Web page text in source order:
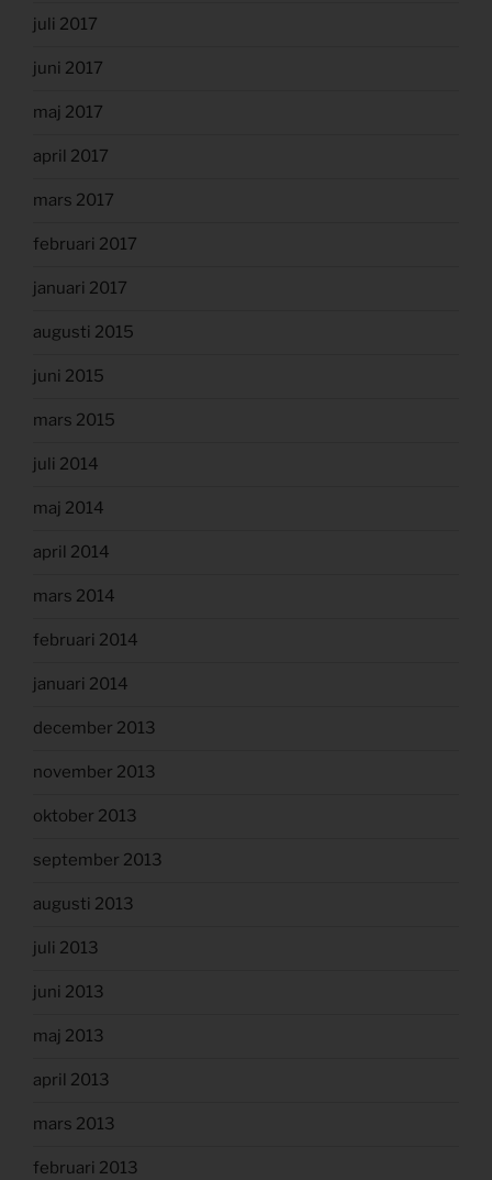
juli 2017
juni 2017
maj 2017
april 2017
mars 2017
februari 2017
januari 2017
augusti 2015
juni 2015
mars 2015
juli 2014
maj 2014
april 2014
mars 2014
februari 2014
januari 2014
december 2013
november 2013
oktober 2013
september 2013
augusti 2013
juli 2013
juni 2013
maj 2013
april 2013
mars 2013
februari 2013